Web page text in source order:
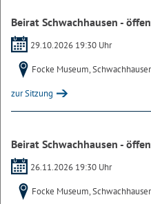
Beirat Schwachhausen -
29.10.2026 19:30 Uhr
Focke Museum,
zur Sitzung
Beirat Schwachhausen -
26.11.2026 19:30 Uhr
Focke Museum,